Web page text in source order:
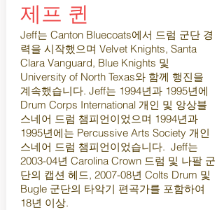
제프 퀸
Jeff는 Canton Bluecoats에서 드럼 군단 경
력을 시작했으며 Velvet Knights, Santa
Clara Vanguard, Blue Knights 및
University of North Texas와 함께 행진을
계속했습니다. Jeff는 1994년과 1995년에
Drum Corps International 개인 및 앙상블
스네어 드럼 챔피언이었으며 1994년과
1995년에는 Percussive Arts Society 개인
스네어 드럼 챔피언이었습니다. Jeff는
2003-04년 Carolina Crown 드럼 및 나팔 군
단의 캡션 헤드, 2007-08년 Colts Drum 및
Bugle 군단의 타악기 편곡가를 포함하여
18년 이상.